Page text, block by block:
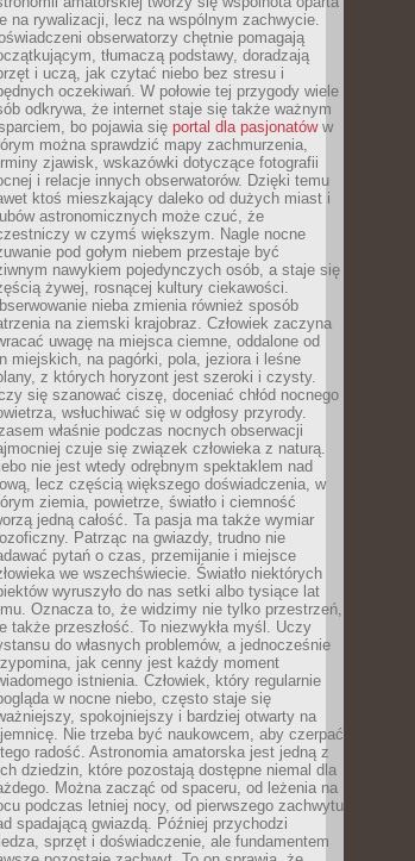
na rywalizacji, lecz na wspólnym zachwycie.
obserwatorzy chętnie pomagają
tłumaczą podstawy, doradzają
i uczą, jak czytać niebo bez stresu i
oczekiwań. W połowie tej przygody wiele
odkrywa, że internet staje się także ważnym
bo pojawia się portal dla pasjonatóww
można sprawdzić mapy zachmurzenia,
zjawisk, wskazówki dotyczące fotografii
i relacje innych obserwatorów. Dzięki temu
ktoś mieszkający daleko od dużych miast i
astronomicznych może czuć, że
w czymś większym. Nagle nocne
pod gołym niebem przestaje być
nawykiem pojedynczych osób, a staje się
żywej, rosnącej kultury ciekawości.
nieba zmienia również sposób
na ziemski krajobraz. Człowiek zaczyna
uwagę na miejsca ciemne, oddalone od
miejskich, na pagórki, pola, jeziora i leśne
z których horyzont jest szeroki i czysty.
się szanować ciszę, doceniać chłód nocnego
wsłuchiwać się w odgłosy przyrody.
właśnie podczas nocnych obserwacji
czuje się związek człowieka z naturą.
nie jest wtedy odrębnym spektaklem nad
lecz częścią większego doświadczenia, w
ziemia, powietrze, światło i ciemność
jedną całość. Ta pasja ma także wymiar
Patrząc na gwiazdy, trudno nie
pytań o czas, przemijanie i miejsce
we wszechświecie. Światło niektórych
wyruszyło do nas setki albo tysiące lat
Oznacza to, że widzimy nie tylko przestrzeń,
także przeszłość. To niezwykła myśl. Uczy
do własnych problemów, a jednocześnie
jak cenny jest każdy moment
istnienia. Człowiek, który regularnie
w nocne niebo, często staje się
spokojniejszy i bardziej otwarty na
Nie trzeba być naukowcem, aby czerpać
radość. Astronomia amatorska jest jedną z
dziedzin, które pozostają dostępne niemal dla
Można zacząć od spaceru, od leżenia na
podczas letniej nocy, od pierwszego zachwytu
spadającą gwiazdą. Później przychodzi
sprzęt i doświadczenie, ale fundamentem